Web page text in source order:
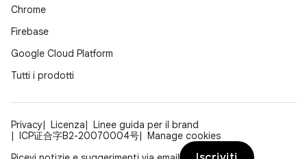
Chrome
Firebase
Google Cloud Platform
Tutti i prodotti
Privacy Licenza
Linee guida per il brand
ICP证合字B2-20070004号
Manage cookies